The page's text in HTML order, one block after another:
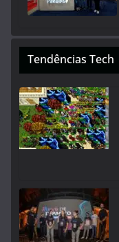
Tendências Tech